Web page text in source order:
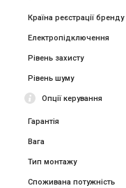
Країна реєстрації бренду
Електропідключення
Рівень захисту
Рівень шуму
Опції керування
Гарантія
Вага
Тип монтажу
Споживана потужність